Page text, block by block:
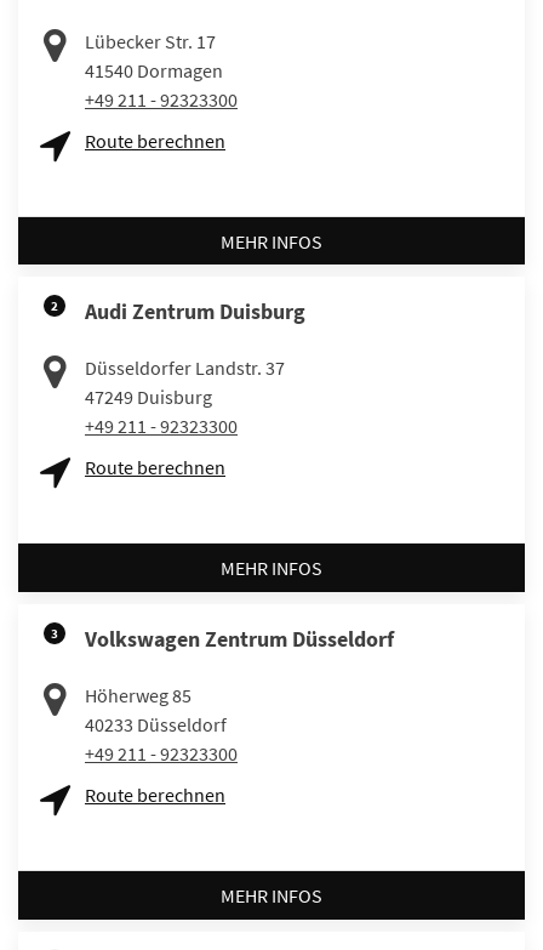
Lübecker Str. 17
41540 Dormagen
+49 211 - 92323300
Route berechnen
MEHR INFOS
2 Audi Zentrum Duisburg
Düsseldorfer Landstr. 37
47249 Duisburg
+49 211 - 92323300
Route berechnen
MEHR INFOS
3 Volkswagen Zentrum Düsseldorf
Höherweg 85
40233 Düsseldorf
+49 211 - 92323300
Route berechnen
MEHR INFOS